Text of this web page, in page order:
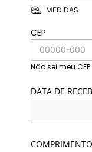
MEDIDAS
CEP
Não sei meu CEP
DATA DE